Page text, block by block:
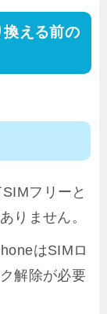
える前の
フリーと
りません。
はSIMロ
解除が必要